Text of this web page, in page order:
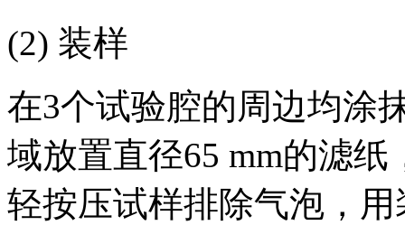
(2) 装样
在3个试验腔的周边均涂
域放置直径65 mm的滤
轻按压试样排除气泡，